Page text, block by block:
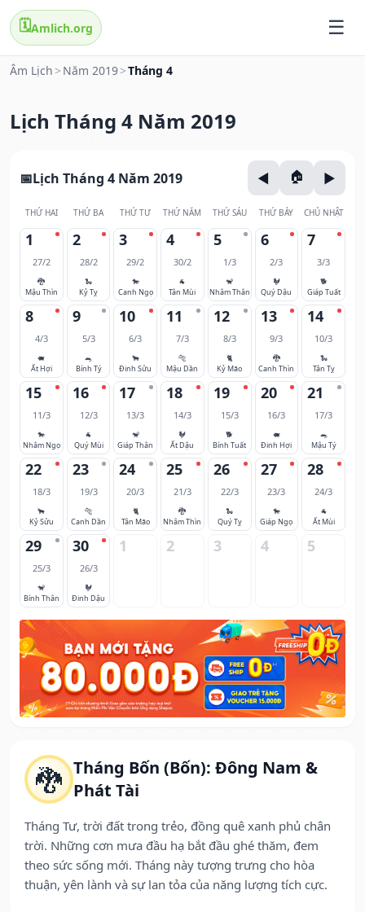
🗓️Amlich.org
Âm Lịch > Năm 2019>Tháng 4
Lịch Tháng 4 Năm 2019
🐉 Tháng Bốn (Bốn): Đông Nam &
Phát Tài
Tháng Tư, trời đất trong trẻo, đồng quê xanh phủ chân
trời. Những cơn mưa đầu hạ bắt đầu ghé thăm, đem
theo sức sống mới. Tháng này tượng trưng cho hòa
thuận, yên lành và sự lan tỏa của năng lượng tích cực.
Lịch Tháng 4 Năm 2019
THỨ HAI THỨ BA THỨ TƯ THỨ NĂM THỨ SÁU THỨ BẢY CHỦ NHẬT
1
27/2
🐉
Mậu Thìn
2
28/2
🐍
Kỷ Tỵ
3
29/2
🐎
Canh Ngọ
4
30/2
🐐
Tân Mùi
5
1/3
🐒
Nhâm Thân
6
2/3
🐓
Quý Dậu
7
3/3
🐕
Giáp Tuất
8
4/3
🐖
Ất Hợi
9
5/3
🐀
Bính Tý
10
6/3
🐂
Đinh Sửu
11
7/3
🐅
Mậu Dần
12
8/3
🐈
Kỷ Mão
13
9/3
🐉
Canh Thìn
14
10/3
🐍
Tân Tỵ
15
11/3
🐎
Nhâm Ngọ
16
12/3
🐐
Quý Mùi
17
13/3
🐒
Giáp Thân
18
14/3
🐓
Ất Dậu
19
15/3
🐕
Bính Tuất
20
16/3
🐖
Đinh Hợi
21
17/3
🐀
Mậu Tý
22
18/3
🐂
Kỷ Sửu
23
19/3
🐅
Canh Dần
24
20/3
🐈
Tân Mão
25
21/3
🐉
Nhâm Thìn
26
22/3
🐍
Quý Tỵ
27
23/3
🐎
Giáp Ngọ
28
24/3
🐐
Ất Mùi
29
25/3
🐒
Bính Thân
30
26/3
🐓
Đinh Dậu
1 2 3 4 5